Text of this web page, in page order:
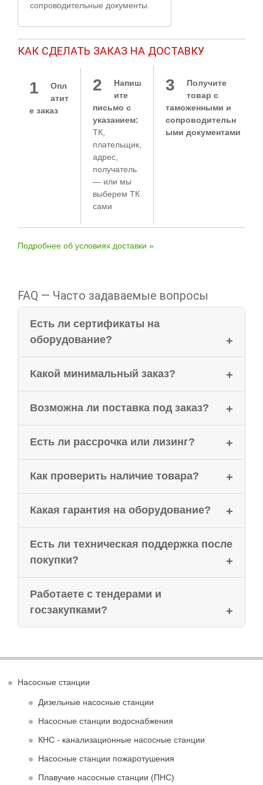
сопроводительные документы.
КАК СДЕЛАТЬ ЗАКАЗ НА ДОСТАВКУ
1
Опл
атит
е заказ
2
Напиш
ите
письмо с
указанием:
ТК,
плательщик,
адрес,
получатель
— или мы
выберем ТК
сами
3
Получите
товар с
таможенными и
сопроводительн
ыми документами
Подробнее об условиях доставки »
FAQ — Часто задаваемые вопросы
Есть ли сертификаты на
оборудование?
Какой минимальный заказ?
Возможна ли поставка под заказ?
Есть ли рассрочка или лизинг?
Как проверить наличие товара?
Какая гарантия на оборудование?
Есть ли техническая поддержка после
покупки?
Работаете с тендерами и
госзакупками?
Насосные станции
Дизельные насосные станции
Насосные станции водоснабжения
КНС - канализационные насосные станции
Насосные станции пожаротушения
Плавучие насосные станции (ПНС)